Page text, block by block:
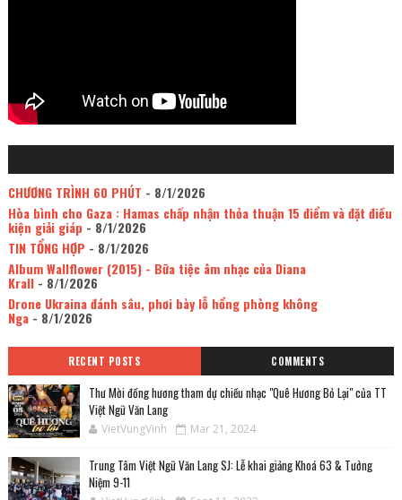
CHƯƠNG TRÌNH 60 PHÚT - 8/1/2026
Hòa bình cho Gaza : Hamas chấp nhận thỏa thuận 15 điểm và đặt điều
kiện giải giáp - 8/1/2026
TIN TỔNG HỢP - 8/1/2026
Album Wallflower (2015) - Bữa tiệc âm nhạc của Diana
Krall- 8/1/2026
Drone Ukraina đánh sâu, phơi bày lỗ hổng phòng không
Nga- 8/1/2026
RECENT POSTS COMMENTS
Thư Mời đồng hương tham dự chiều nhạc "Quê Hương Bỏ Lại" của TT
Việt Ngữ Văn Lang
VietVungVinh Mar 21, 2024
Trung Tâm Việt Ngữ Văn Lang SJ: Lễ khai giảng Khoá 63 & Tưởng
Niệm 9-11